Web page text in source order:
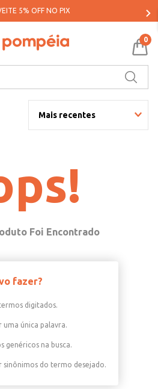
5% OFF NO PIX
0
Mais recentes
fazer?
digitados.
única palavra.
genéricos na busca.
sinônimos do termo desejado.